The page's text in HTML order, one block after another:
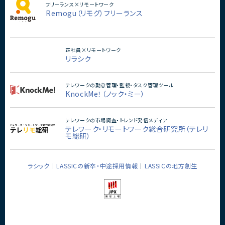
フリーランス×リモートワーク
Remogu（リモグ）フリーランス
正社員×リモートワーク
リラシク
テレワークの勤怠管理・監視・タスク管理ツール
KnockMe！（ノック・ミー）
テレワークの市場調査・トレンド発信メディア
テレワーク・リモートワーク総合研究所（テレリ
モ総研）
ラシック LASSICの新卒・中途採用情報 LASSICの地方創生